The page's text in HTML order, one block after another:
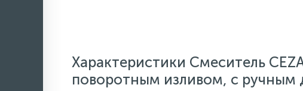
Характеристики Смеситель
поворотным изливом, с